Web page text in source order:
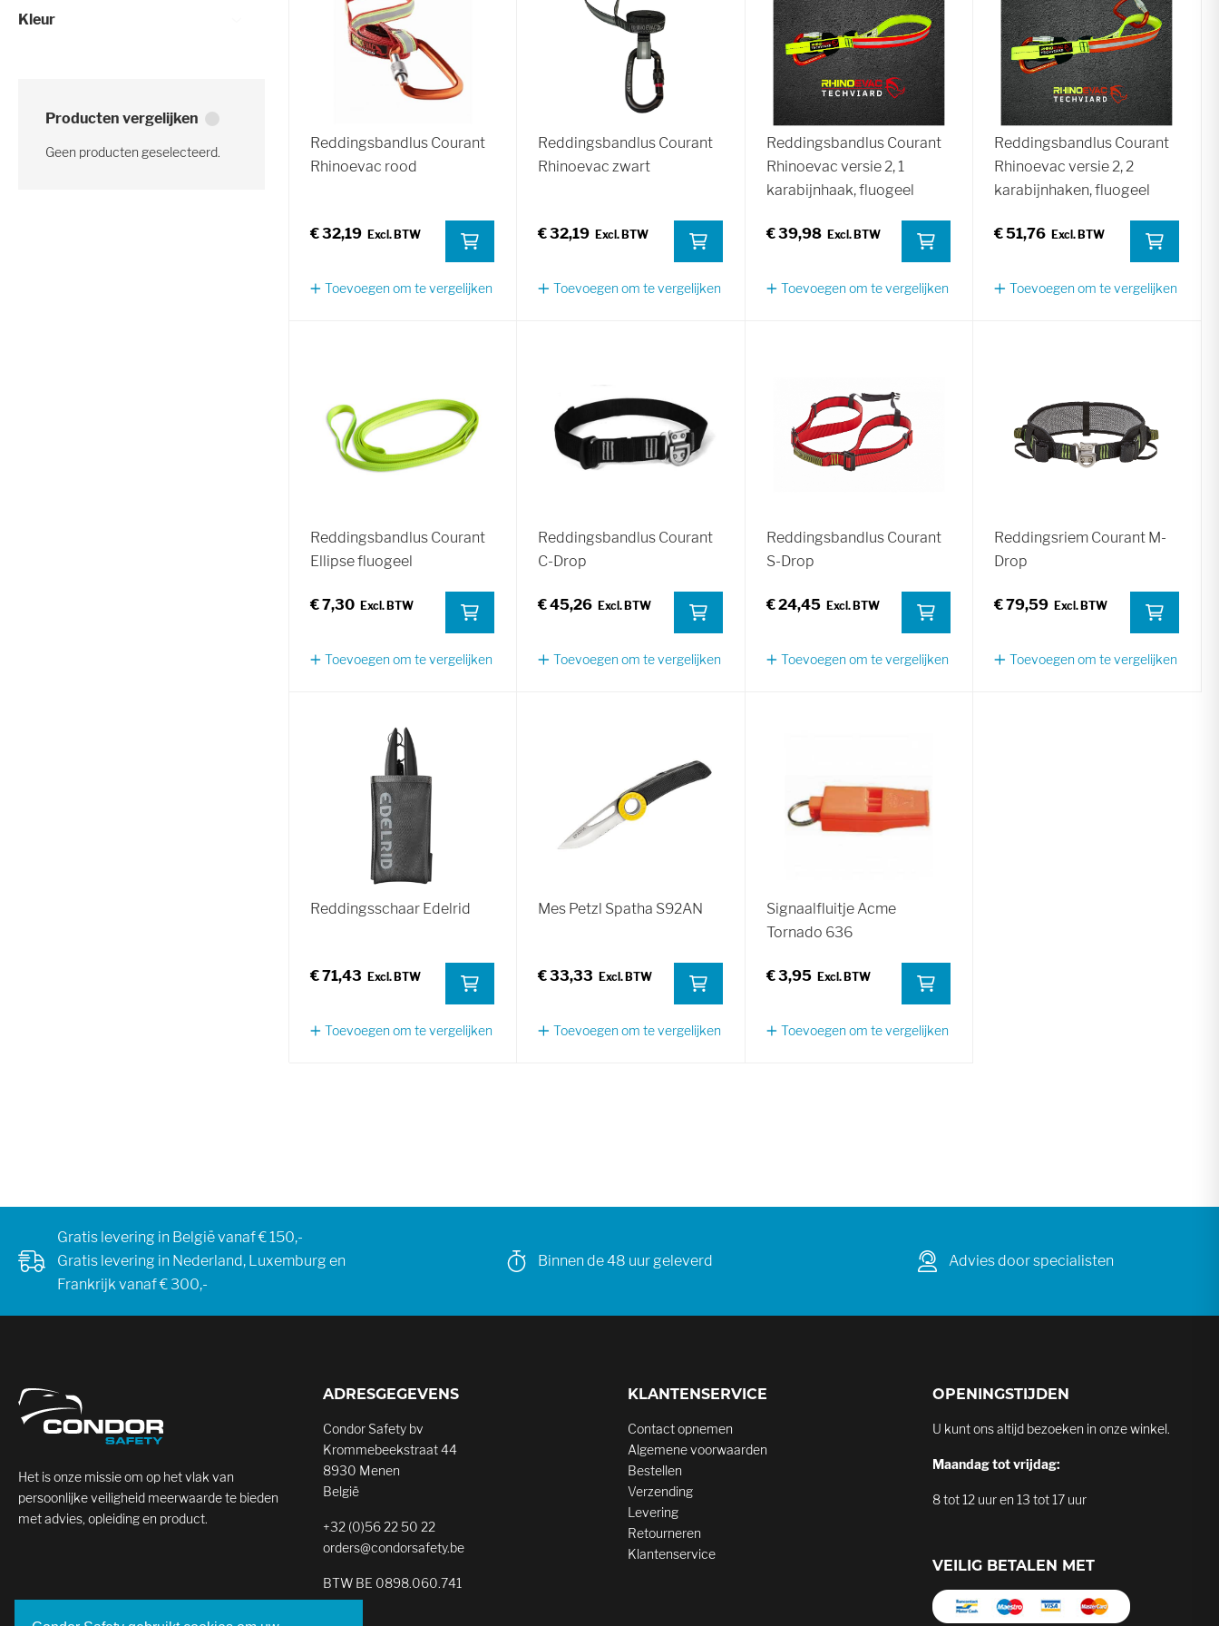
Reddingsbandlus Courant
Rhinoevac rood
€ 32,19
Toevoegen om te vergelijken
Reddingsbandlus Courant
Rhinoevac zwart
€ 32,19
Toevoegen om te vergelijken
Reddingsbandlus Courant
Rhinoevac versie 2, 1
karabijnhaak, fluogeel
€ 39,98
Toevoegen om te vergelijken
Reddingsbandlus Courant
Rhinoevac versie 2, 2
karabijnhaken, fluogeel
€ 51,76
Toevoegen om te vergelijken
Reddingsbandlus Courant
Ellipse fluogeel
€ 7,30
Toevoegen om te vergelijken
Reddingsbandlus Courant
C-Drop
€ 45,26
Toevoegen om te vergelijken
Reddingsbandlus Courant
S-Drop
€ 24,45
Toevoegen om te vergelijken
Reddingsriem Courant M-
Drop
€ 79,59
Toevoegen om te vergelijken
Reddingsschaar Edelrid
€ 71,43
Toevoegen om te vergelijken
Mes Petzl Spatha S92AN
€ 33,33
Toevoegen om te vergelijken
Signaalfluitje Acme
Tornado 636
€ 3,95
Toevoegen om te vergelijken
Kleur
Producten vergelijken
Geen producten geselecteerd.
Gratis levering in België vanaf € 150,-
Gratis levering in Nederland, Luxemburg en
Frankrijk vanaf € 300,-
Binnen de 48 uur geleverd Advies door specialisten
Het is onze missie om op het vlak van
persoonlijke veiligheid meerwaarde te bieden
met advies, opleiding en product.
ADRESGEGEVENS
Condor Safety bv
Krommebeekstraat 44
8930 Menen
België
+32 (0)56 22 50 22
orders@condorsafety.be
BTW BE 0898.060.741
KLANTENSERVICE
Contact opnemen
Algemene voorwaarden
Bestellen
Verzending
Levering
Retourneren
Klantenservice
OPENINGSTIJDEN
U kunt ons altijd bezoeken in onze winkel.
Maandag tot vrijdag:
8 tot 12 uur en 13 tot 17 uur
VEILIG BETALEN MET